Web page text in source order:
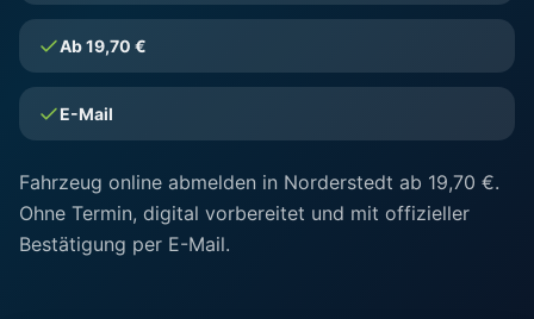
Ab 19,70 €
E-Mail
Fahrzeug online abmelden in Norderstedt ab 19,70 €.
Ohne Termin, digital vorbereitet und mit offizieller
Bestätigung per E-Mail.